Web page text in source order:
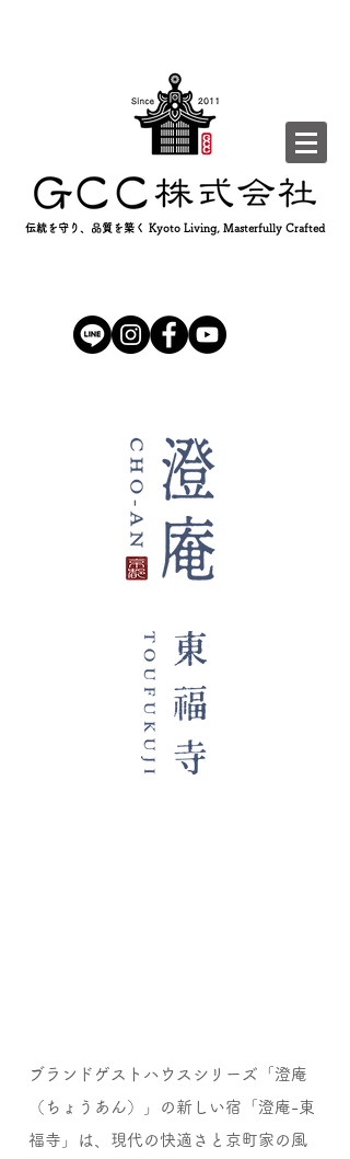
伝統を守り、品質を築く Kyoto Living, Masterfully Crafted
ブランドゲストハウスシリーズ「澄庵
（ちょうあん）」の新しい宿「澄庵-東
福寺」は、現代の快適さと京町家の風